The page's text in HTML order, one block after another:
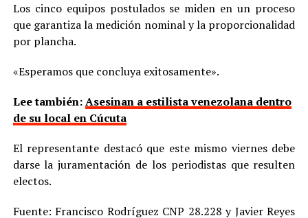
Los cinco equipos postulados se miden en un proceso
que garantiza la medición nominal y la proporcionalidad
por plancha.
«Esperamos que concluya exitosamente».
Lee también:Asesinan a estilista venezolana dentro
de su local en Cúcuta
El representante destacó que este mismo viernes debe
darse la juramentación de los periodistas que resulten
electos.
Fuente: Francisco Rodríguez CNP 28.228 y Javier Reyes